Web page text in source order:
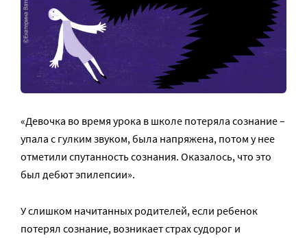
«Девочка во время урока в школе потеряла сознание –
упала с гулким звуком, была напряжена, потом у нее
отметили спутанность сознания. Оказалось, что это
был дебют эпилепсии».
У слишком начитанных родителей, если ребенок
потерял сознание, возникает страх судорог и